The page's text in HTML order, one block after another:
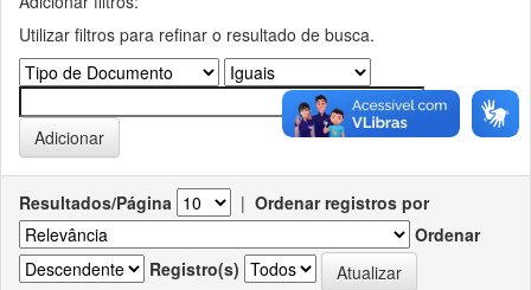
Utilizar filtros para refinar o resultado de busca.
Resultados/Página | Ordenar registros por
Ordenar
Registro(s)